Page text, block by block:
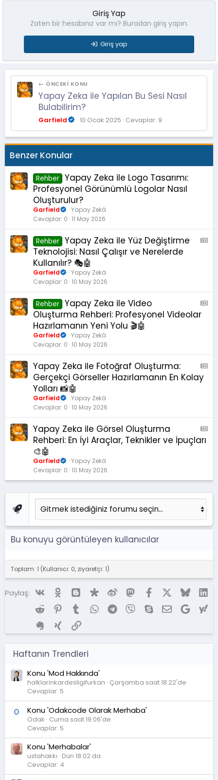
Giriş Yap
Zaten bir hesabınız var mı? Buradan giriş yapın.
Giriş yap
← ÖNCEKI KONU
Yapay Zeka ile Yapılan Bu Sesi Nasıl
Bulabilirim?
Garfield 10 Ocak 2025 Cevaplar: 9
Benzer Konular
Rehber Yapay Zeka ile Logo Tasarımı:
Profesyonel Görünümlü Logolar Nasıl
Oluşturulur?
Garfield
Yapay Zekâ
Cevaplar 0 11 May 2026
A
a
k
Rehber Yapay Zeka ile Yüz Değiştirme
Teknolojisi: Nasıl Çalışır ve Nerelerde
Kullanılır? 🎭🤖
Garfield
Yapay Zekâ
Cevaplar 0 10 May 2026
A
a
k
Rehber Yapay Zeka ile Video
Oluşturma Rehberi: Profesyonel Videolar
Hazırlamanın Yeni Yolu 🎬🤖
Garfield
Yapay Zekâ
Cevaplar 0 10 May 2026
A
a
k
Yapay Zeka ile Fotoğraf Oluşturma:
Gerçekçi Görseller Hazırlamanın En Kolay
Yolları 📸🤖
Garfield
Yapay Zekâ
Cevaplar 0 10 May 2026
A
a
Yapay Zeka ile Görsel Oluşturma
Rehberi: En İyi Araçlar, Teknikler ve İpuçları
🎨🤖
Garfield
Yapay Zekâ
Cevaplar 0 10 May 2026
Bu konuyu görüntüleyen kullanıcılar
Toplam: 1 (Kullanıcı: 0, ziyaretçi: 1)
Paylaş: Vk BloggerDiaspora
Weibo MastodonFacebookX (Twitter)
Bluesky
Reddit Pinterest
TumblrWhatsAppTelegram
ViberSkypeE-postaGoogle
Evernote
Xing Link
Haftanın Trendleri
Konu 'Mod Hakkında'
halklarinkardesligifurkan Çarşamba saat 18:22'de
Cevaplar: 5
Konu 'Odakcode Olarak Merhaba'
Odak Cuma saat 19:06'de
Cevaplar: 5
Konu 'Merhabalar'
ustahakkı Dün 18:02 da
Cevaplar: 4